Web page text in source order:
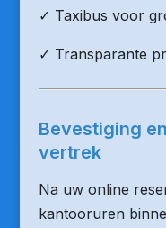
✓ Taxibus voor
✓ Transparante
Bevestiging
vertrek
Na uw online
kantooruren